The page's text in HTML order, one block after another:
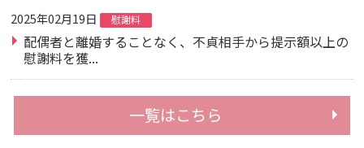
2025年02月19日 慰謝料
配偶者と離婚することなく、不貞相手から提示額以上の
慰謝料を獲...
一覧はこちら